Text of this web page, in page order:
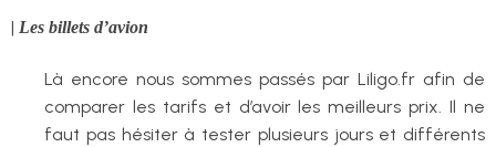
| Les billets d’avion
Là encore nous sommes passés par Liligo.fr afin de
comparer les tarifs et d’avoir les meilleurs prix. Il ne
faut pas hésiter à tester plusieurs jours et différents